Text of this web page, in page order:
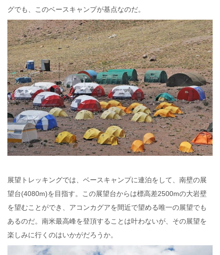
グでも、このベースキャンプが基点なのだ。
展望トレッキングでは、ベースキャンプに連泊をして、南壁の展
望台(4080m)を目指す。この展望台からは標高差2500mの大岩壁
を望むことができ、アコンカグアを間近で望める唯一の展望でも
あるのだ。南米最高峰を登頂することは叶わないが、その展望を
楽しみに行くのはいかがだろうか。